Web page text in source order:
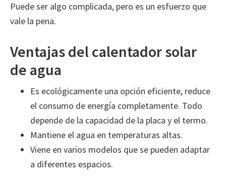
Puede ser algo complicada, pero es un esfuerzo que
vale la pena.
Ventajas del calentador solar
de agua
Es ecológicamente una opción eficiente, reduce
el consumo de energía completamente. Todo
depende de la capacidad de la placa y el termo.
Mantiene el agua en temperaturas altas.
Viene en varios modelos que se pueden adaptar
a diferentes espacios.